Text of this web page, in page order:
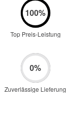
Top Preis-Leistung
Zuverlässige Lieferung